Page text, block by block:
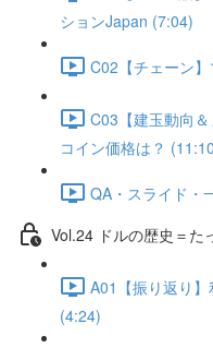
ションJapan (7:04)
C02【チェーン
C03【建玉動向
コイン価格は？
QA・スライド・
Vol.24 ドルの歴史＝た
A01【振り返り
(4:24)